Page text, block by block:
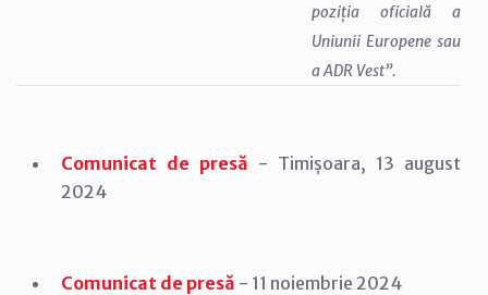
poziția oficială a
Uniunii Europene sau
a ADR Vest”.
Comunicat de presă - Timișoara, 13 august
2024
Comunicat de presă - 11 noiembrie 2024